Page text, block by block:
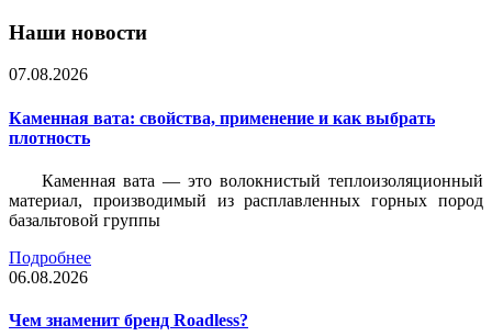
Наши новости
07.08.2026
Каменная вата: свойства, применение и как выбрать
плотность
Каменная вата — это волокнистый теплоизоляционный
материал, производимый из расплавленных горных пород
базальтовой группы
Подробнее
06.08.2026
Чем знаменит бренд Roadless?